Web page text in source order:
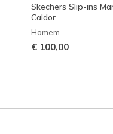
Skechers Slip-ins
Caldor
Homem
€ 100,00